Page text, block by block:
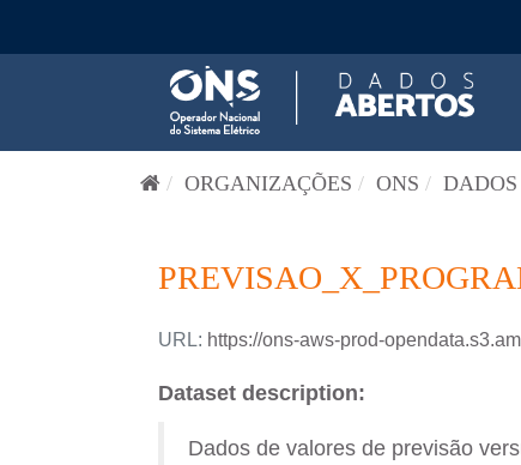
ORGANIZAÇÕES ONS
URL: https://ons-aws-prod-
Dataset description:
Dados de valores de previsão